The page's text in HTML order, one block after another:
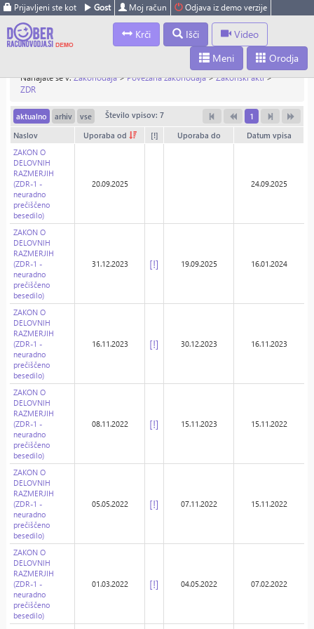
Prijavljeni ste kot Gost Moj račun Odjava iz demo verzije
Krči Išči
Video
Orodja
Meni
Nahajate se v:Zakonodaja>Povezana zakonodaja>Zakonski akti>
ZDR
aktualno arhiv vse Število vpisov: 7 1
Naslov Uporaba od [!] Uporaba do
Datum vpisa
ZAKON O
DELOVNIH
RAZMERJIH
(ZDR-1 -
neuradno
prečiščeno
besedilo)
20.09.2025 24.09.2025
ZAKON O
DELOVNIH
RAZMERJIH
(ZDR-1 -
neuradno
prečiščeno
besedilo)
31.12.2023 [!] 19.09.2025 16.01.2024
ZAKON O
DELOVNIH
RAZMERJIH
(ZDR-1 -
neuradno
prečiščeno
besedilo)
16.11.2023 [!] 30.12.2023 16.11.2023
ZAKON O
DELOVNIH
RAZMERJIH
(ZDR-1 -
neuradno
prečiščeno
besedilo)
08.11.2022 [!] 15.11.2023 15.11.2022
ZAKON O
DELOVNIH
RAZMERJIH
(ZDR-1 -
neuradno
prečiščeno
besedilo)
05.05.2022 [!] 07.11.2022 15.11.2022
ZAKON O
DELOVNIH
RAZMERJIH
(ZDR-1 -
neuradno
prečiščeno
besedilo)
01.03.2022 [!] 04.05.2022 07.02.2022